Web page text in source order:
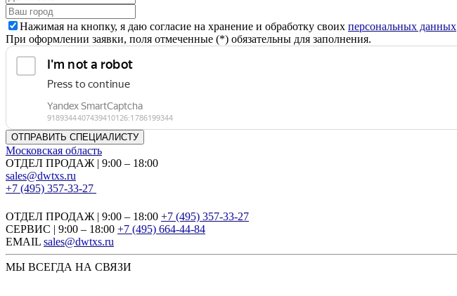
Нажимая на кнопку, я даю согласие на хранение и обработку своих персональных данных
При оформлении заявки, поля отмеченные (*) обязательны для заполнения.
Московская область
ОТДЕЛ ПРОДАЖ | 9:00 – 18:00
sales@dwtxs.ru
+7 (495) 357-33-27
ОТДЕЛ ПРОДАЖ | 9:00 – 18:00 +7 (495) 357-33-27
СЕРВИС | 9:00 – 18:00 +7 (495) 664-44-84
EMAIL sales@dwtxs.ru
МЫ ВСЕГДА НА СВЯЗИ